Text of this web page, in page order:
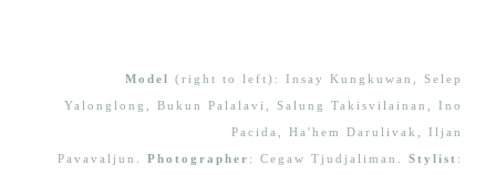
Model (right to left): Insay Kungkuwan, Selep
Yalonglong, Bukun Palalavi, Salung Takisvilainan, Ino
Pacida, Ha'hem Darulivak, Iljan
Pavavaljun. Photographer : Cegaw Tjudjaliman. Stylist :